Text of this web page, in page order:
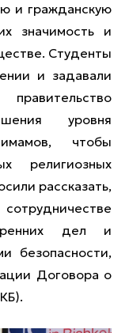
и гражданскую
значимость и
Студенты
и задавали
уровня
чтобы
религиозных
рассказать,
дел и
безопасности,
Договора о